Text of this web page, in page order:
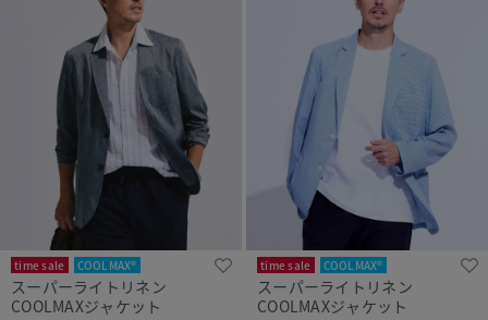
time sale COOLMAX®
スーパーライトリネン
COOLMAXジャケット
time sale COOLMAX®
スーパーライトリネン
COOLMAXジャケット